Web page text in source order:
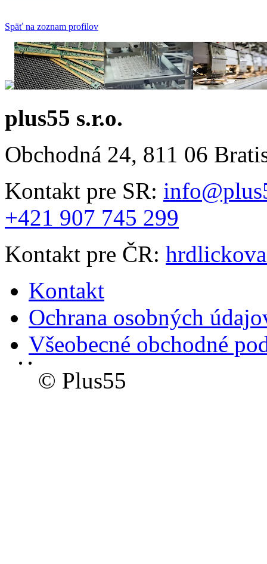
Späť na zoznam profilov
plus55 s.r.o.
Obchodná 24, 811 06
Kontakt pre SR:
+421 907 745 299
Kontakt pre ČR:
Kontakt
Ochrana osobných
Všeobecné obchodné
© Plus55